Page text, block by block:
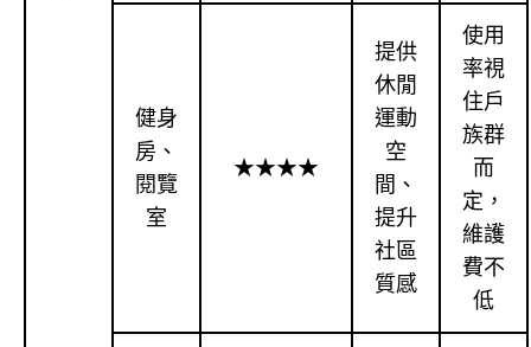
健身
房、
閱覽
室
★★★★
提供
休閒
運動
空
間、
提升
社區
質感
使用
率視
住戶
族群
而
定，
維護
費不
低